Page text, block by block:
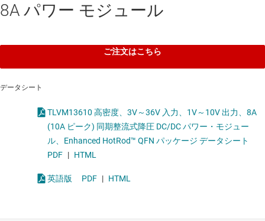
8A パワー モジュール
ご注文はこちら
データシート
TLVM13610 高密度、3V～36V 入力、1V～10V 出力、8A
(10A ピーク) 同期整流式降圧 DC/DC パワー・モジュー
ル、Enhanced HotRod™ QFN パッケージ データシート
PDF | HTML
英語版 PDF | HTML